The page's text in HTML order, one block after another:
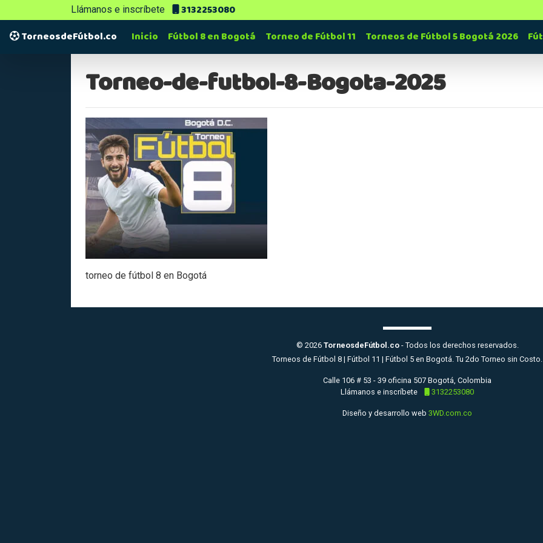
Llámanos e inscríbete
3132253080
TorneosdeFútbol.co
Inicio Fútbol 8 en Bogotá Torneo de Fútbol 11 Torneos de Fútbol 5 Bogotá 2026
Torneo-de-futbol-8-Bogota-2025
torneo de fútbol 8 en Bogotá
© 2026 TorneosdeFútbol.co- Todos los derechos reservados.
Torneos de Fútbol 8 | Fútbol 11 | Fútbol 5 en Bogotá. Tu 2do Torneo sin Costo.
Calle 106 # 53 - 39 oficina 507 Bogotá, Colombia
Llámanos e inscríbete
3132253080
Diseño y desarrollo web 3WD.com.co